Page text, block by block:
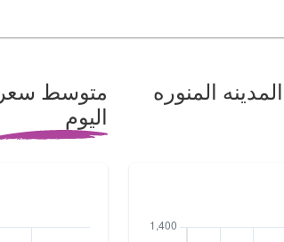
المنوره
متوسط سعر
اليوم